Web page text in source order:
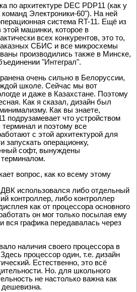
по архитектуре DEC PDP11 (как у
команд Электроники-60"). На ней
система RT-11. Ещё из
машинки, которое в
всех конкурентов, это то,
СБИС и все микросхемы
производились также в Минске,
"Интеграл".
очень сильно в Белоруссии,
школе. Сейчас мы вот
и даже в Казахстане. Поэтому
Как я сказал, дизайн был
Как вы знаете,
подрузамевает что устройством
и поэтому все
с этой архитектурой для
запускать операционку,
софт, вынуждены
вопрос, как ко всему этому
использовался либо отдельный
контроллер, либо контроллер
как от процессора основного
он мог только посылая ему
графика передавалась через
наличия своего процессора в
процессор один, т.е. дизайн
Естественно, это всё
Но. для школьного
не настолько важна как
дешевизна.